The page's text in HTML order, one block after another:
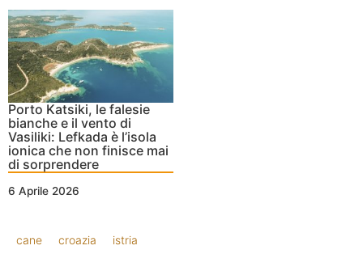
Porto Katsiki, le falesie
bianche e il vento di
Vasiliki: Lefkada è l’isola
ionica che non finisce mai
di sorprendere
6 Aprile 2026
cane croazia istria